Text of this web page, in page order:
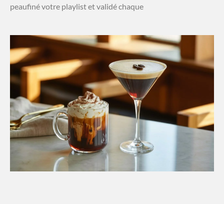
peaufiné votre playlist et validé chaque